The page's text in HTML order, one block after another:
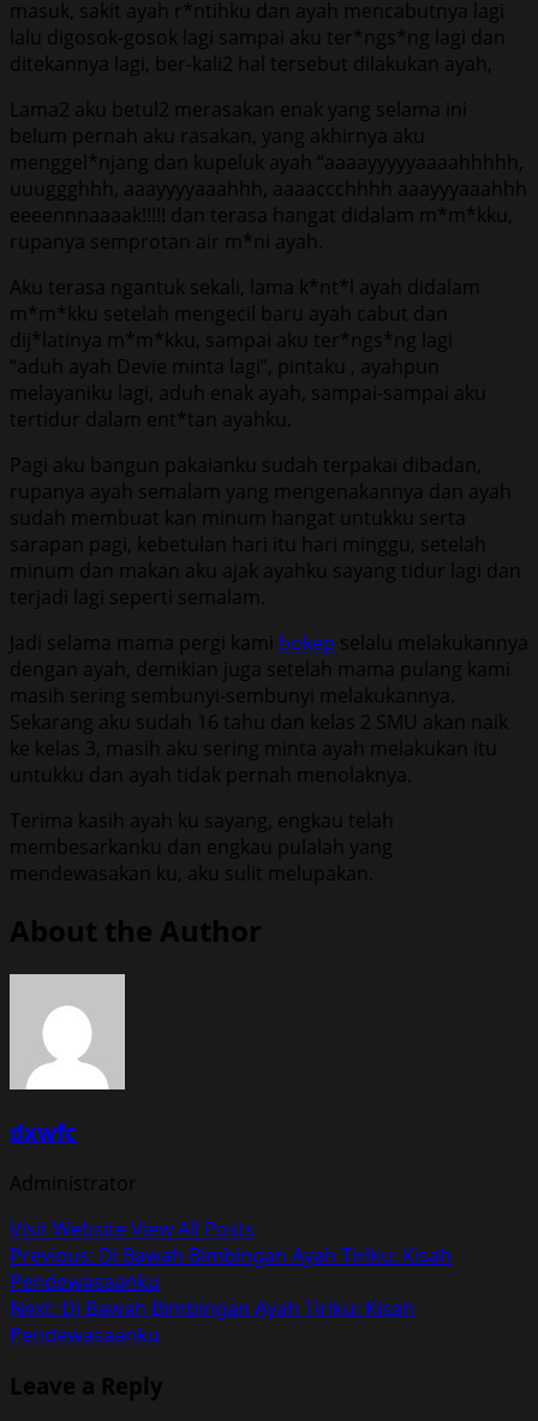
masuk, sakit ayah r*ntihku dan ayah mencabutnya lagi
lalu digosok-gosok lagi sampai aku ter*ngs*ng lagi dan
ditekannya lagi, ber-kali2 hal tersebut dilakukan ayah,
Lama2 aku betul2 merasakan enak yang selama ini
belum pernah aku rasakan, yang akhirnya aku
menggel*njang dan kupeluk ayah “aaaayyyyyaaaahhhhh,
uuuggghhh, aaayyyyaaahhh, aaaaccchhhh aaayyyaaahhh
eeeennnaaaak!!!!! dan terasa hangat didalam m*m*kku,
rupanya semprotan air m*ni ayah.
Aku terasa ngantuk sekali, lama k*nt*l ayah didalam
m*m*kku setelah mengecil baru ayah cabut dan
dij*latinya m*m*kku, sampai aku ter*ngs*ng lagi
“aduh ayah Devie minta lagi”, pintaku , ayahpun
melayaniku lagi, aduh enak ayah, sampai-sampai aku
tertidur dalam ent*tan ayahku.
Pagi aku bangun pakaianku sudah terpakai dibadan,
rupanya ayah semalam yang mengenakannya dan ayah
sudah membuat kan minum hangat untukku serta
sarapan pagi, kebetulan hari itu hari minggu, setelah
minum dan makan aku ajak ayahku sayang tidur lagi dan
terjadi lagi seperti semalam.
Jadi selama mama pergi kami bokep selalu melakukannya
dengan ayah, demikian juga setelah mama pulang kami
masih sering sembunyi-sembunyi melakukannya.
Sekarang aku sudah 16 tahu dan kelas 2 SMU akan naik
ke kelas 3, masih aku sering minta ayah melakukan itu
untukku dan ayah tidak pernah menolaknya.
Terima kasih ayah ku sayang, engkau telah
membesarkanku dan engkau pulalah yang
mendewasakan ku, aku sulit melupakan.
About the Author
dxwfc
Administrator
Visit WebsiteView All Posts
Post
navigation
Previous: Di Bawah Bimbingan Ayah Tiriku: Kisah
Pendewasaanku
Next: Di Bawah Bimbingan Ayah Tiriku: Kisah
Pendewasaanku
Leave a Reply